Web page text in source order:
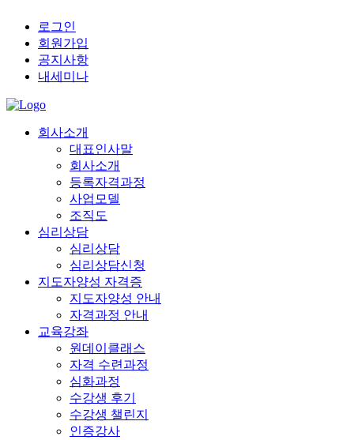
로그인
회원가입
공지사항
내세미나
회사소개
대표인사말
회사소개
등록자격과정
사업모델
조직도
심리상담
심리상담
심리상담신청
지도자양성 자격증
지도자양성 안내
자격과정 안내
교육강좌
원데이클래스
자격 수련과정
심화과정
수강생 후기
수강생 챌린지
인증강사